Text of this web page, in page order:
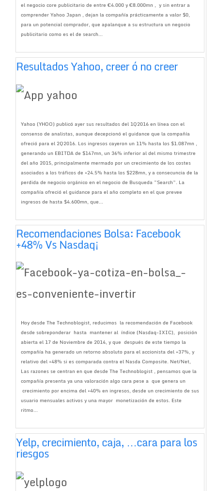
el negocio core publicitario de entre €4.000 y €8.000mn , y sin entrar a
comprender Yahoo Japan , dejan la compañía prácticamente a valor $0,
para un potencial comprador, que apalanque a su estructura un negocio
publicitario como es el de search...
Resultados Yahoo, creer ó no creer
Yahoo (YHOO) publicó ayer sus resultados del 1Q2016 en línea con el
consenso de analistas, aunque decepcionó el guidance que la compañía
ofreció para el 2Q2016. Los ingresos cayeron un 11% hasta los $1.087mn ,
generando un EBITDA de $147mn, un 36% inferior al del mismo trimestre
del año 2015, principalmente mermado por un crecimiento de los costes
asociados a los tráficos de +24.5% hasta los $228mn, y a consecuncia de la
perdida de negocio orgánico en el negocio de Busqueda “Search”. La
compañía ofreció el guidance para el año completo en el que prevee
ingresos de hasta $4.600mn, que...
Recomendaciones Bolsa: Facebook
+48% Vs Nasdaq¡
Hoy desde The Technoblogist, reducimos la recomendación de Facebook
desde sobreponderar hasta mantener al índice (Nasdaq-IXIC), posición
abierta el 17 de Noviembre de 2014, y que después de este tiempo la
compañía ha generado un retorno absoluto para el accionista del +37%, y
relativo del +48% si es comparada contra el Nasda Composite. Net/Net,
Las razones se centran en que desde The Technoblogist , pensamos que la
compañía presenta ya una valoración algo cara pese a que genera un
crecimiento por encima del +40% en ingresos, desde un crecimiento de sus
usuario mensuales activos y una mayor monetización de estos. Este
ritmo...
Yelp, crecimiento, caja, …cara para los
riesgos